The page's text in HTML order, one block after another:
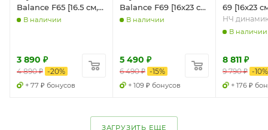
Balance F65 [16.5 см,
40 Вт / 160 Вт]
В наличии
3 890 ₽
4 890₽ -20%
+ 77 ₽ бонусов
Balance F69 [16x23 см,
50 Вт / 80 Вт]
В наличии
5 490 ₽
6 490₽ -15%
+ 109 ₽ бонусов
69 [16x23
400 Вт,
37.8 Гц]
НЧ
В наличии
8 811 ₽
9 790₽ -10%
+ 176 ₽
ЗАГРУЗИТЬ ЕЩЕ